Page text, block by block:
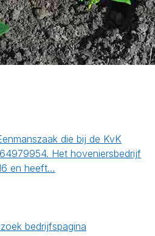
die bij de KvK
Het hoveniersbedrijf
en heeft…
bedrijfspagina